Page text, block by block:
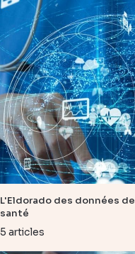
L'Eldorado des données de
santé
5 articles